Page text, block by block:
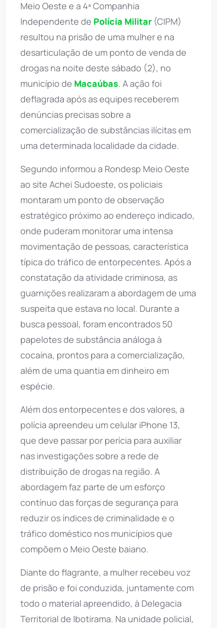
Meio Oeste e a 4ª Companhia
Independente de Polícia Militar (CIPM)
resultou na prisão de uma mulher e na
desarticulação de um ponto de venda de
drogas na noite deste sábado (2), no
município de Macaúbas. A ação foi
deflagrada após as equipes receberem
denúncias precisas sobre a
comercialização de substâncias ilícitas em
uma determinada localidade da cidade.
Segundo informou a Rondesp Meio Oeste
ao site Achei Sudoeste, os policiais
montaram um ponto de observação
estratégico próximo ao endereço indicado,
onde puderam monitorar uma intensa
movimentação de pessoas, característica
típica do tráfico de entorpecentes. Após a
constatação da atividade criminosa, as
guarnições realizaram a abordagem de uma
suspeita que estava no local. Durante a
busca pessoal, foram encontrados 50
papelotes de substância análoga à
cocaína, prontos para a comercialização,
além de uma quantia em dinheiro em
espécie.
Além dos entorpecentes e dos valores, a
polícia apreendeu um celular iPhone 13,
que deve passar por perícia para auxiliar
nas investigações sobre a rede de
distribuição de drogas na região. A
abordagem faz parte de um esforço
contínuo das forças de segurança para
reduzir os índices de criminalidade e o
tráfico doméstico nos municípios que
compõem o Meio Oeste baiano.
Diante do flagrante, a mulher recebeu voz
de prisão e foi conduzida, juntamente com
todo o material apreendido, à Delegacia
Territorial de Ibotirama. Na unidade policial,